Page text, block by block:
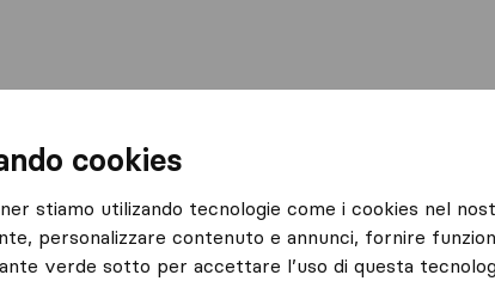
cookies
stiamo utilizando tecnologie come i cookies nel
personalizzare contenuto e annunci, fornire
verde sotto per accettare l’uso di questa